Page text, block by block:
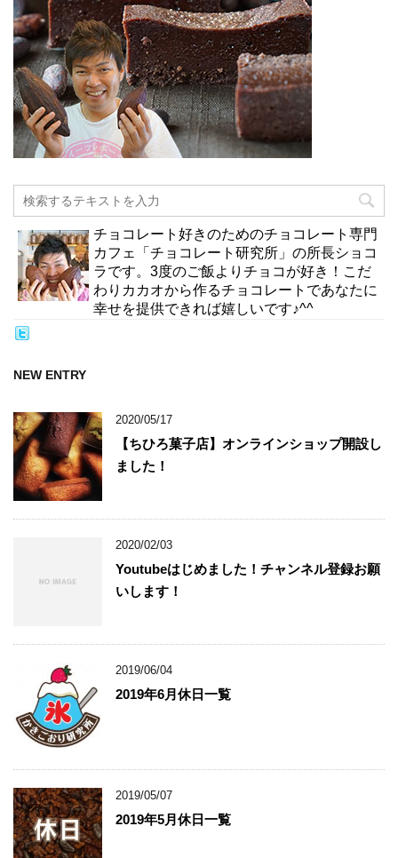
チョコレート好きのためのチョコレート専門
カフェ「チョコレート研究所」の所長ショコ
ラです。3度のご飯よりチョコが好き！こだ
わりカカオから作るチョコレートであなたに
幸せを提供できれば嬉しいです♪^^
NEW ENTRY
2020/05/17
【ちひろ菓子店】オンラインショップ開設し
ました！
2020/02/03
Youtubeはじめました！チャンネル登録お願
いします！
2019/06/04
2019年6月休日一覧
2019/05/07
2019年5月休日一覧